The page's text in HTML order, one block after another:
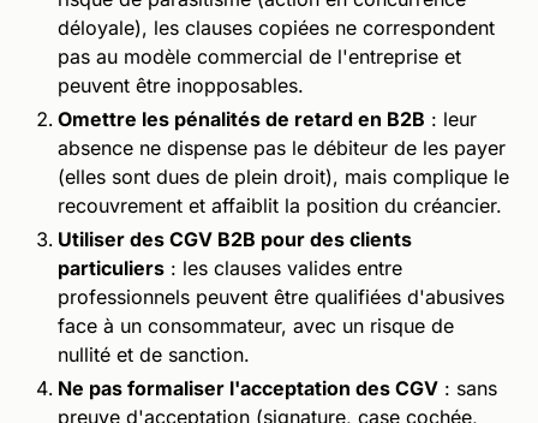
déloyale), les clauses copiées ne correspondent
pas au modèle commercial de l'entreprise et
peuvent être inopposables.
Omettre les pénalités de retard en B2B : leur
absence ne dispense pas le débiteur de les payer
(elles sont dues de plein droit), mais complique le
recouvrement et affaiblit la position du créancier.
Utiliser des CGV B2B pour des clients
particuliers : les clauses valides entre
professionnels peuvent être qualifiées d'abusives
face à un consommateur, avec un risque de
nullité et de sanction.
Ne pas formaliser l'acceptation des CGV : sans
preuve d'acceptation (signature, case cochée,